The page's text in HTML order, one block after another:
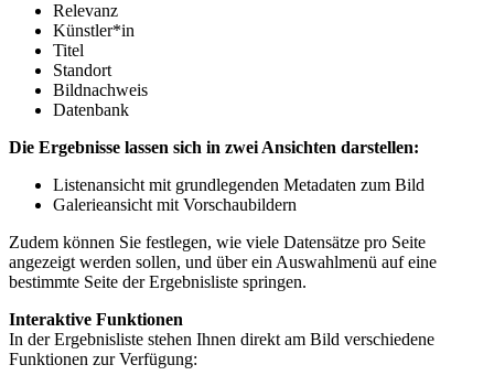
Relevanz
Künstler*in
Titel
Standort
Bildnachweis
Datenbank
Die Ergebnisse lassen sich in zwei Ansichten darstellen:
Listenansicht mit grundlegenden Metadaten zum Bild
Galerieansicht mit Vorschaubildern
Zudem können Sie festlegen, wie viele Datensätze pro Seite
angezeigt werden sollen, und über ein Auswahlmenü auf eine
bestimmte Seite der Ergebnisliste springen.
Interaktive Funktionen
In der Ergebnisliste stehen Ihnen direkt am Bild verschiedene
Funktionen zur Verfügung: